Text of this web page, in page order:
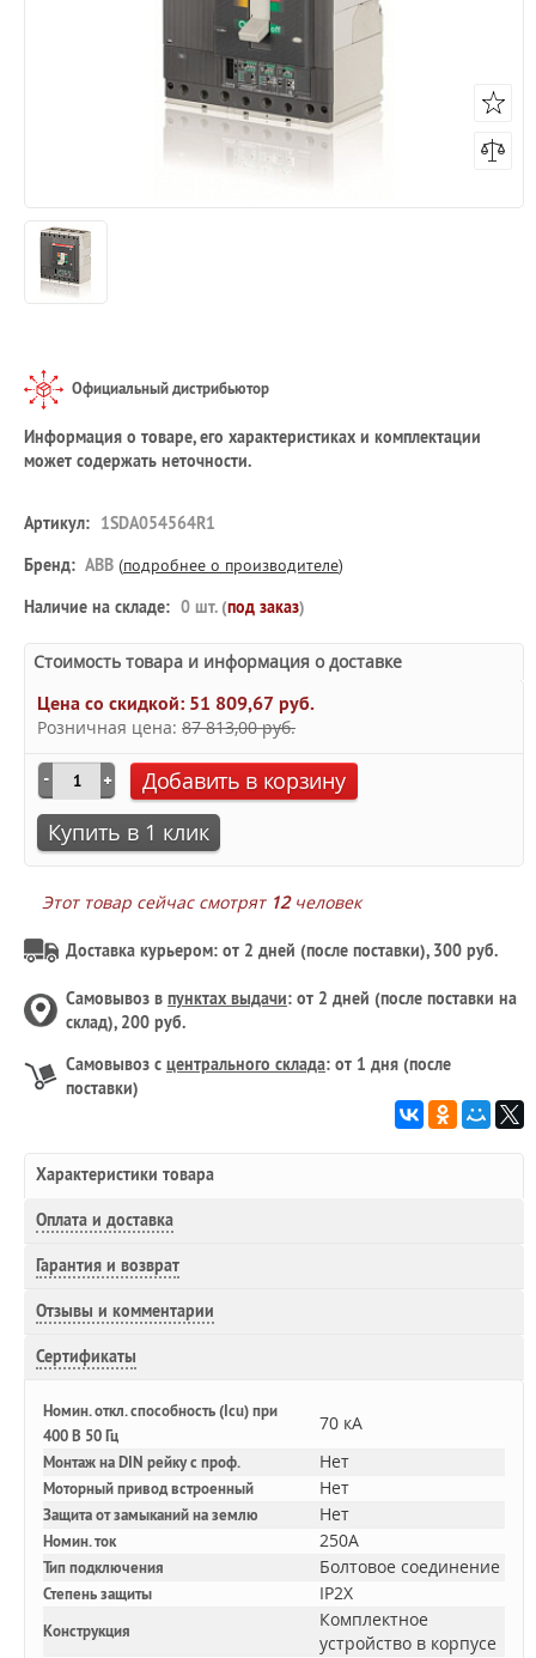
Официальный дистрибьютор
Информация о товаре, его характеристиках и комплектации
может содержать неточности.
Артикул: 1SDA054564R1
Бренд: ABB (подробнее о производителе)
Наличие на складе: 0 шт. (под заказ)
Стоимость товара и информация о доставке
Цена со скидкой: 51 809,67 руб.
Розничная цена: 87 813,00 руб.
Добавить в корзину
Купить в 1 клик
Этот товар сейчас смотрят 12человек
Доставка курьером: от 2 дней (после поставки), 300 руб.
Самовывоз в пунктах выдачи: от 2 дней (после поставки на
склад), 200 руб.
Самовывоз с центрального склада: от 1 дня (после
поставки)
Характеристики товара
Оплата и доставка
Гарантия и возврат
Отзывы и комментарии
Сертификаты
Номин. откл. способность (Icu) при
400 В 50 Гц
70 кА
Монтаж на DIN рейку с проф. Нет
Моторный привод встроенный Нет
Защита от замыканий на землю Нет
Номин. ток 250A
Тип подключения Болтовое соединение
Степень защиты IP2X
Конструкция
Комплектное
устройство в корпусе